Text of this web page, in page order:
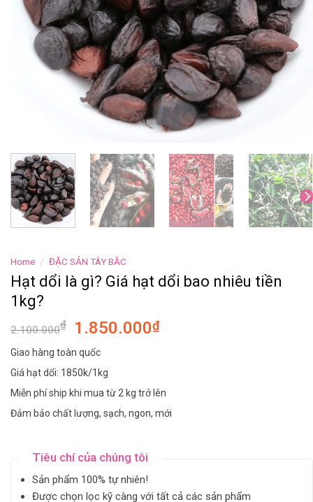
Home / ĐẶC SẢN TÂY BẮC
Hạt dổi là gì? Giá hạt dổi bao nhiêu tiền
1kg?
2.100.000₫ 1.850.000₫
Giao hàng toàn quốc
Giá hạt dổi: 1850k/1kg
Miễn phí ship khi mua từ 2 kg trở lên
Đảm bảo chất lượng, sạch, ngon, mới
Tiêu chí của chúng tôi
Sản phẩm 100% tự nhiên!
Được chọn lọc kỹ càng với tất cả các sản phẩm